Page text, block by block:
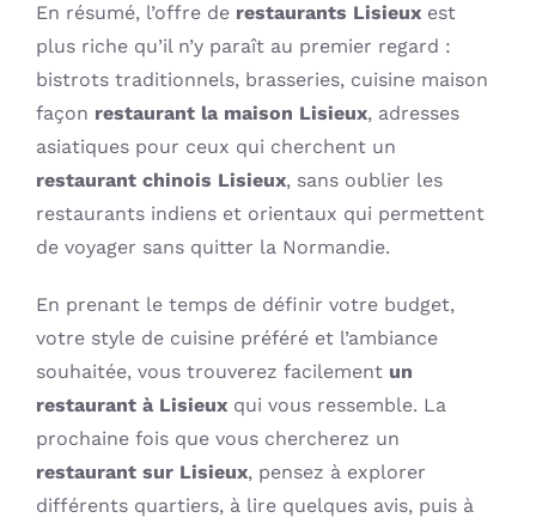
En résumé, l’offre de restaurants Lisieuxest
plus riche qu’il n’y paraît au premier regard :
bistrots traditionnels, brasseries, cuisine maison
façon restaurant la maison Lisieux, adresses
asiatiques pour ceux qui cherchent un
restaurant chinois Lisieux, sans oublier les
restaurants indiens et orientaux qui permettent
de voyager sans quitter la Normandie.
En prenant le temps de définir votre budget,
votre style de cuisine préféré et l’ambiance
souhaitée, vous trouverez facilement un
restaurant à Lisieuxqui vous ressemble. La
prochaine fois que vous chercherez un
restaurant sur Lisieux, pensez à explorer
différents quartiers, à lire quelques avis, puis à